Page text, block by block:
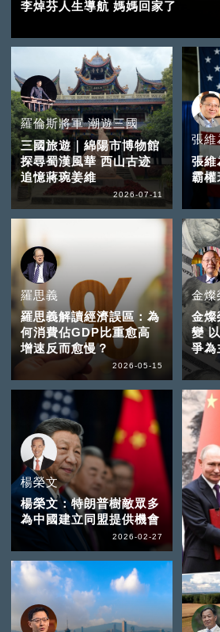
李焯芬人生導航 媽媽回家了
羅倫斯將軍 潮遊三國
三國旅遊｜綿陽市博物館
探尋蜀漢風華 西山古迹
追憶蔣琬姜維
2026-07-11
張維
張維
霸權
羅思義
羅思義解讀經濟誤區：為
何消費佔GDP比重愈高
增速反而愈慢？
2026-05-15
金燦
金燦
變
爭為
楊榮文
楊榮文：特朗普樹敵眾多
為中國建立同盟提供機會
2026-02-27